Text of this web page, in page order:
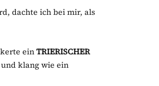
dachte ich bei mir, als
einTRIERISCHER
klang wie ein